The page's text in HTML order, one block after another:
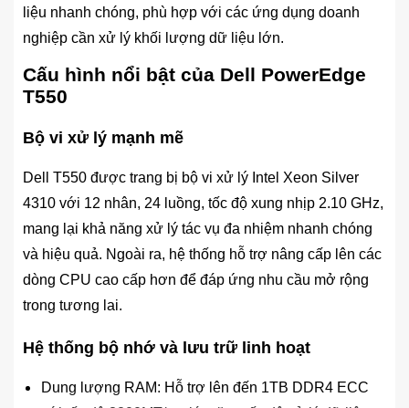
liệu nhanh chóng, phù hợp với các ứng dụng doanh
nghiệp cần xử lý khối lượng dữ liệu lớn.
Cấu hình nổi bật của Dell PowerEdge
T550
Bộ vi xử lý mạnh mẽ
Dell T550 được trang bị bộ vi xử lý Intel Xeon Silver
4310 với 12 nhân, 24 luồng, tốc độ xung nhịp 2.10 GHz,
mang lại khả năng xử lý tác vụ đa nhiệm nhanh chóng
và hiệu quả. Ngoài ra, hệ thống hỗ trợ nâng cấp lên các
dòng CPU cao cấp hơn để đáp ứng nhu cầu mở rộng
trong tương lai.
Hệ thống bộ nhớ và lưu trữ linh hoạt
Dung lượng RAM: Hỗ trợ lên đến 1TB DDR4 ECC